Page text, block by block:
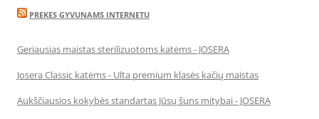
PREKES GYVUNAMS INTERNETU
Geriausias maistas sterilizuotoms katėms - JOSERA
Josera Classic katėms - Ulta premium klasės kačių maistas
Aukščiausios kokybės standartas Jūsų šuns mitybai - JOSERA